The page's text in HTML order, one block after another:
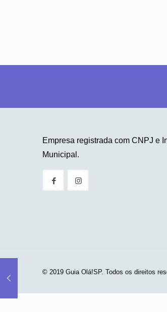
Empresa registrada com CNPJ e
Municipal.
© 2019 Guia Olá!SP. Todos os direitos